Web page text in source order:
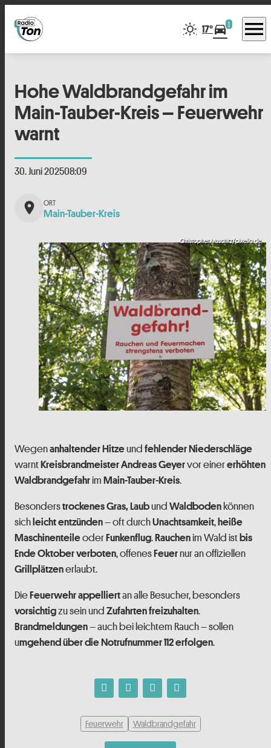
17°directions_car1 menu
Hohe Waldbrandgefahr im
Main-Tauber-Kreis – Feuerwehr
warnt
30. Juni 202508:09
place Main-Tauber-Kreis
Christopher Muschitz/pixelio.de
Wegenanhaltender Hitzeund fehlender Niederschläge
warntKreisbrandmeister Andreas Geyervor einererhöhten
Waldbrandgefahrim Main-Tauber-Kreis.
Besonderstrockenes Gras, Laubund Waldbodenkönnen
sichleicht entzünden– oft durchUnachtsamkeit,heiße
MaschinenteileoderFunkenflug.Rauchenim Wald istbis
Ende Oktober verboten, offenesFeuernur an offiziellen
Grillplätzenerlaubt.
DieFeuerwehr appelliertan alle Besucher, besonders
vorsichtigzu sein und Zufahrten freizuhalten.
Brandmeldungen– auch bei leichtem Rauch – sollen
umgehend über die Notrufnummer 112 erfolgen.
Feuerwehr Waldbrandgefahr